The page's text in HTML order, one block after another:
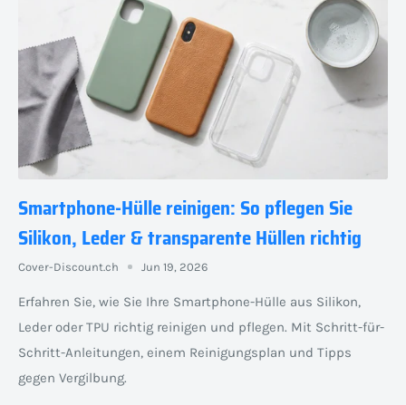
Smartphone-Hülle reinigen: So pflegen Sie
Silikon, Leder & transparente Hüllen richtig
Cover-Discount.ch Jun 19, 2026
Erfahren Sie, wie Sie Ihre Smartphone-Hülle aus Silikon,
Leder oder TPU richtig reinigen und pflegen. Mit Schritt-für-
Schritt-Anleitungen, einem Reinigungsplan und Tipps
gegen Vergilbung.